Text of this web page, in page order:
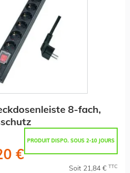
8-fach,
PRODUIT DISPO. SOUS 2-10 JOURS
€
Soit 21,84 € TTC